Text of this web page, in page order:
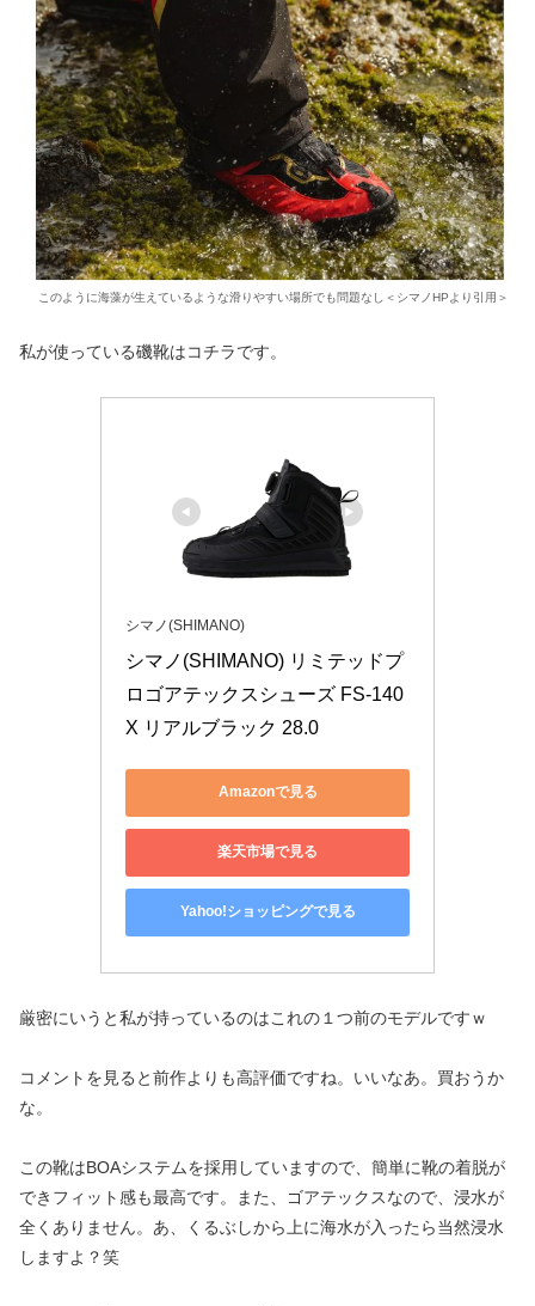
このように海藻が生えているような滑りやすい場所でも問題なし＜シマノHPより引用＞
私が使っている磯靴はコチラです。
シマノ(SHIMANO)
シマノ(SHIMANO) リミテッドプ
ロゴアテックスシューズ FS-140
X リアルブラック 28.0
Amazonで見る
楽天市場で見る
Yahoo!ショッピングで見る
厳密にいうと私が持っているのはこれの１つ前のモデルですｗ
コメントを見ると前作よりも高評価ですね。いいなあ。買おうか
な。
この靴はBOAシステムを採用していますので、簡単に靴の着脱が
できフィット感も最高です。また、ゴアテックスなので、浸水が
全くありません。あ、くるぶしから上に海水が入ったら当然浸水
しますよ？笑